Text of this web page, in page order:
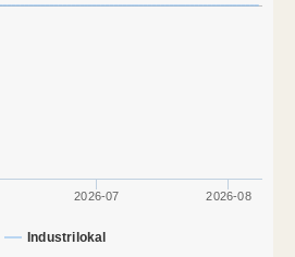
Industrilokal
2026-07 2026-08